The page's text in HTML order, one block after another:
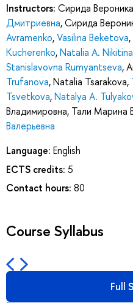
Instructors: Сирида
Дмитриевна,Сирида
Avramenko,Vasilina Beketova,
Kucherenko,Natalia A. Nikitina
Stanislavovna Rumyantseva,
Trufanova,Natalia Tsarakova,
Tsvetkova,Natalya A.
Владимировна, Тали Марина
Валерьевна
Language: English
ECTS credits: 5
Contact hours: 80
Course Syllabus
Full